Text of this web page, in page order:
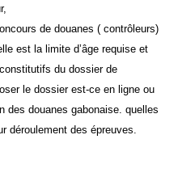
de douanes ( contrôleurs)
est la limite d’âge requise et
du dossier de
le dossier est-ce en ligne ou
des douanes gabonaise. quelles
déroulement des épreuves.